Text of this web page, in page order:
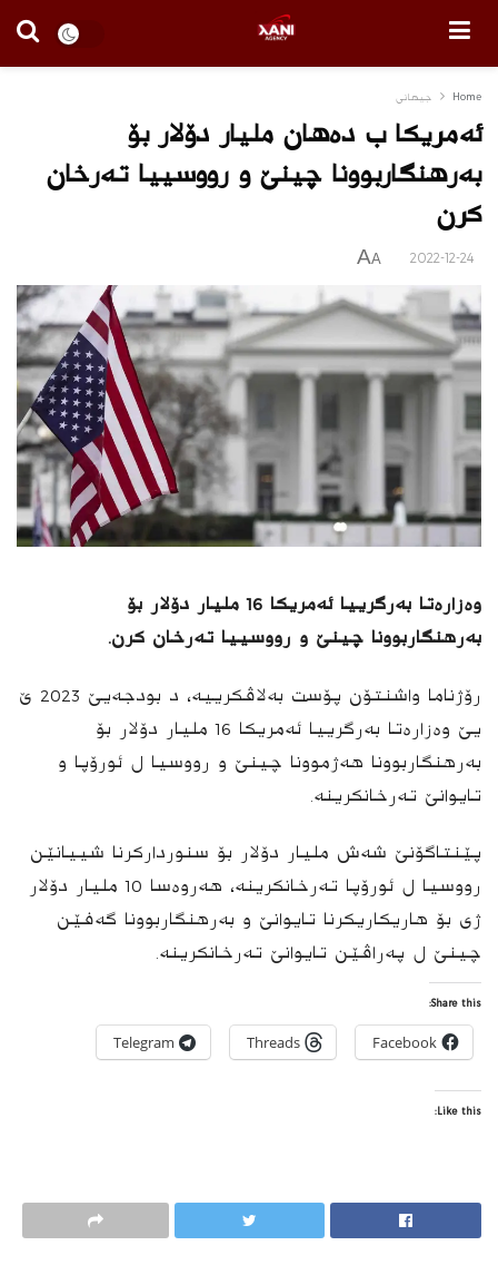
Home جیهانی
ئه‌مریكا ب ده‌هان ملیار دۆلار بۆ
به‌رهنگاربوونا چینێ و رووسییا ته‌رخان
كرن
2022-12-24
A
A
وه‌زاره‌تا به‌رگرییا ئه‌مریكا 16 ملیار دۆلار بۆ
به‌رهنگاربوونا چینێ و رووسییا ته‌رخان كرن.
رۆژناما واشنتۆن پۆست به‌لاڤكرییه‌، د بودجەیێ 2023 ێ
یێ وەزارەتا بەرگرییا ئەمریکا 16 ملیار دۆلار بۆ
به‌رهنگاربوونا هەژموونا چینێ و رووسیا ل ئورۆپا و
تایوانێ تەرخانکرینە.
پێنتاگۆنێ شەش ملیار دۆلار بۆ سنوردارکرنا شییانێن
رووسیا ل ئورۆپا تەرخانکرینە، هەروەسا 10 ملیار دۆلار
ژی بۆ هاریکاریکرنا تایوانێ و بەرهنگاربوونا گه‌فێن
چینێ ل په‌راڤێن تایوانێ تەرخانکرینە.
Share this:
Facebook
Threads
Telegram
Like this: